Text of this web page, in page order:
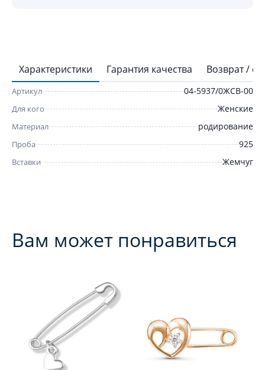
Характеристики Гарантия качества Возврат /
Артикул 04-5937/0ЖСВ-00
Для кого Женские
Материал родирование
Проба 925
Вставки Жемчуг
Вам может понравиться